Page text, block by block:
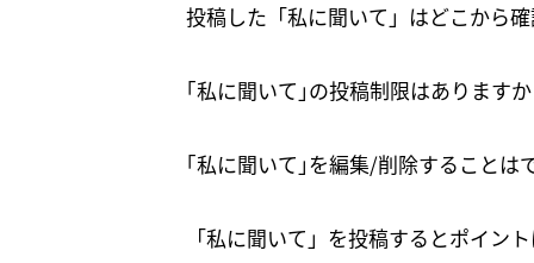
投稿した「私に聞いて」はどこから
｢私に聞いて｣の投稿制限はあります
｢私に聞いて｣を編集/削除することは
「私に聞いて」を投稿するとポイン